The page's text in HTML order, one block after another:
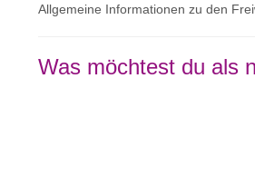
Allgemeine Informationen zu den
Was möchtest du als